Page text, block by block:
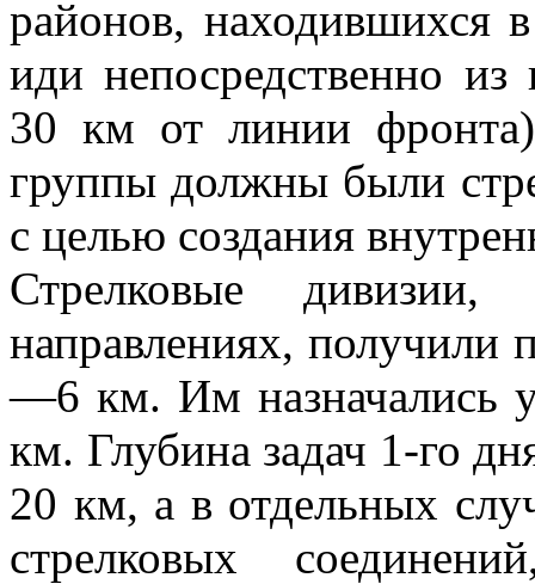
районов, находившихся
иди непосредственно
30 км от линии
группы должны были
с целью создания
Стрелковые дивизии,
направлениях, получили
—6 км. Им назначались
км. Глубина задач 1-го
20 км, а в отдельных
стрелковых